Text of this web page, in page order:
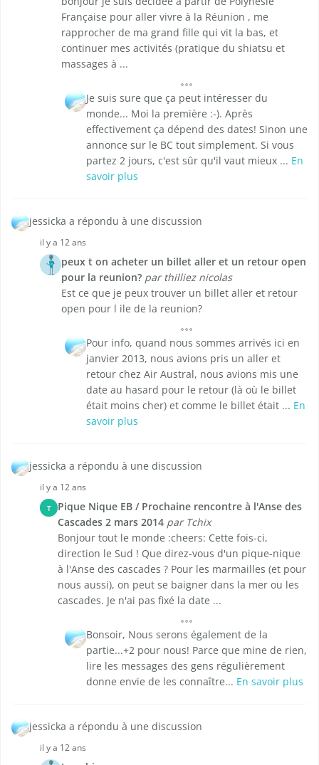
Française pour aller vivre à la Réunion , me
rapprocher de ma grand fille qui vit la bas, et
continuer mes activités (pratique du shiatsu et
massages à ...
Je suis sure que ça peut intéresser du
monde... Moi la première :-). Après
effectivement ça dépend des dates! Sinon une
annonce sur le BC tout simplement. Si vous
partez 2 jours, c'est sûr qu'il vaut mieux ... En
savoir plus
jessicka a répondu à une discussion
il y a 12 ans
peux t on acheter un billet aller et un retour open
pour la reunion? par thilliez nicolas
Est ce que je peux trouver un billet aller et retour
open pour l ile de la reunion?
Pour info, quand nous sommes arrivés ici en
janvier 2013, nous avions pris un aller et
retour chez Air Austral, nous avions mis une
date au hasard pour le retour (là où le billet
était moins cher) et comme le billet était ... En
savoir plus
jessicka a répondu à une discussion
il y a 12 ans
T
Pique Nique EB / Prochaine rencontre à l'Anse des
Cascades 2 mars 2014 par Tchix
Bonjour tout le monde :cheers: Cette fois-ci,
direction le Sud ! Que direz-vous d'un pique-nique
à l'Anse des cascades ? Pour les marmailles (et pour
nous aussi), on peut se baigner dans la mer ou les
cascades. Je n'ai pas fixé la date ...
Bonsoir, Nous serons également de la
partie...+2 pour nous! Parce que mine de rien,
lire les messages des gens régulièrement
donne envie de les connaître... En savoir plus
jessicka a répondu à une discussion
il y a 12 ans